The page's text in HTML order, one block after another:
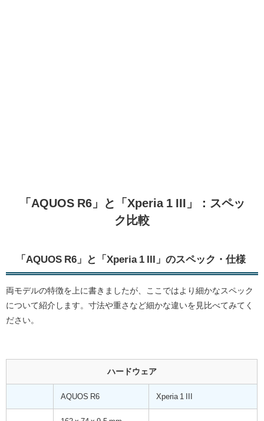
「AQUOS R6」と「Xperia 1 III」：スペッ
ク比較
「AQUOS R6」と「Xperia 1 III」のスペック・仕様
両モデルの特徴を上に書きましたが、ここではより細かなスペック
について紹介します。寸法や重さなど細かな違いを見比べてみてく
ださい。
ハードウェア
AQUOS R6 Xperia 1 III